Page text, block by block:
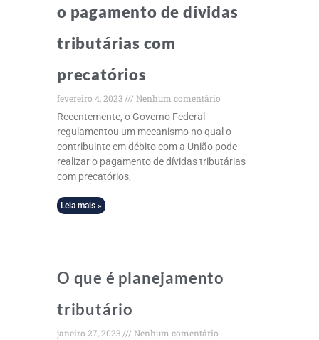
o pagamento de dívidas
tributárias com
precatórios
fevereiro 4, 2023
Nenhum comentário
Recentemente, o Governo Federal
regulamentou um mecanismo no qual o
contribuinte em débito com a União pode
realizar o pagamento de dívidas tributárias
com precatórios,
Leia mais »
O que é planejamento
tributário
janeiro 27, 2023
Nenhum comentário